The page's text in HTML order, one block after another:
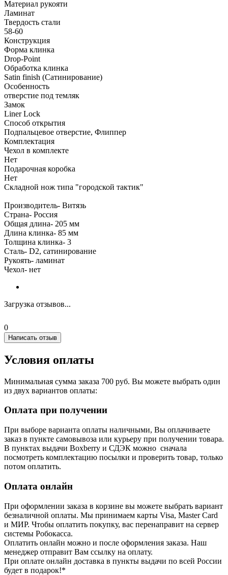
Материал рукояти
Ламинат
Твердость стали
58-60
Конструкция
Форма клинка
Drop-Point
Обработка клинка
Satin finish (Сатинирование)
Особенность
отверстие под темляк
Замок
Liner Lock
Способ открытия
Подпальцевое отверстие, Флиппер
Комплектация
Чехол в комплекте
Нет
Подарочная коробка
Нет
Складной нож типа "городской тактик"
Производитель- Витязь
Страна- Россия
Oбщая длина- 205 мм
Длина клинка- 85 мм
Толщина клинка- 3
Сталь- D2, сатинирование
Рукоять- ламинат
Чехол- нет
Загрузка отзывов...
0
Написать отзыв
Условия оплаты
Минимальная сумма заказа 700 руб. Вы можете выбрать один
из двух вариантов оплаты:
Оплата при получении
При выборе варианта оплаты наличными, Вы оплачиваете
заказ в пункте самовывоза или курьеру при получении товара.
В пунктах выдачи Boxberry и СДЭК можно сначала
посмотреть комплектацию посылки и проверить товар, только
потом оплатить.
Оплата онлайн
При оформлении заказа в корзине вы можете выбрать вариант
безналичной оплаты. Мы принимаем карты Visa, Master Card
и МИР. Чтобы оплатить покупку, вас перенаправит на сервер
системы Робокасса.
Оплатить онлайн можно и после оформления заказа. Наш
менеджер отправит Вам ссылку на оплату.
При оплате онлайн доставка в пункты выдачи по всей России
будет в подарок!*